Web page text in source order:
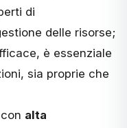
di
delle risorse;
è essenziale
sia proprie che
alta